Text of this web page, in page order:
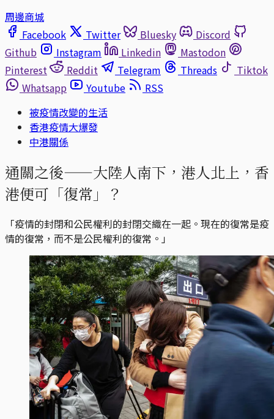
周邊商城
Facebook
Twitter Bluesky
Discord
Github
Instagram Linkedin
Mastodon
Pinterest
Reddit Telegram Threads
Tiktok
Whatsapp
Youtube
RSS
被疫情改變的生活
香港疫情大爆發
中港關係
通關之後——大陸人南下，港人北上，香
港便可「復常」？
「疫情的封閉和公民權利的封閉交織在一起。現在的復常是疫
情的復常，而不是公民權利的復常。」